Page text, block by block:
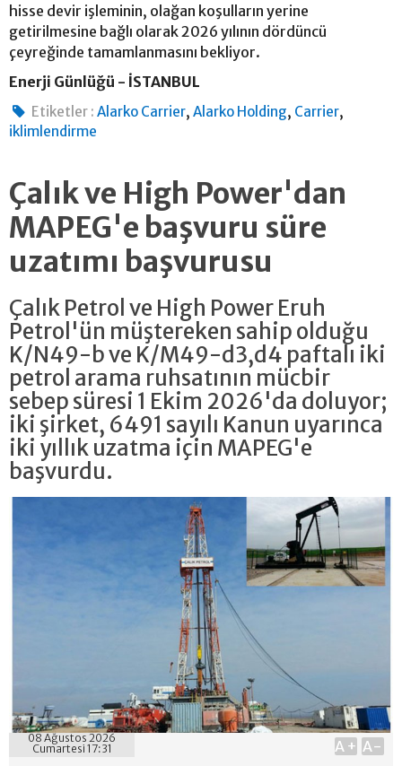
hisse devir işleminin, olağan koşulların yerine
getirilmesine bağlı olarak 2026 yılının dördüncü
çeyreğinde tamamlanmasını bekliyor.
Enerji Günlüğü - İSTANBUL
Etiketler : Alarko Carrier,Alarko Holding, Carrier,
iklimlendirme
Çalık ve High Power'dan
MAPEG'e başvuru süre
uzatımı başvurusu
Çalık Petrol ve High Power Eruh
Petrol'ün müştereken sahip olduğu
K/N49-b ve K/M49-d3,d4 paftalı iki
petrol arama ruhsatının mücbir
sebep süresi 1 Ekim 2026'da doluyor;
iki şirket, 6491 sayılı Kanun uyarınca
iki yıllık uzatma için MAPEG'e
başvurdu.
08 Ağustos 2026
Cumartesi 17:31
A+ A-